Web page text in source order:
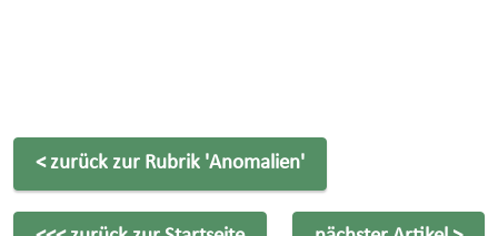
< zurück zur Rubrik 'Anomalien'